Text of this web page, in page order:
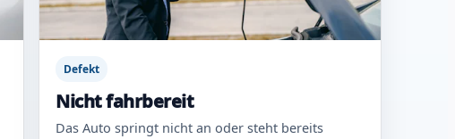
Defekt
Nicht fahrbereit
Das Auto springt nicht an oder steht bereits